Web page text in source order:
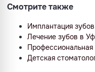
Смотрите также
Имплантация
Лечение зубов в
Детская